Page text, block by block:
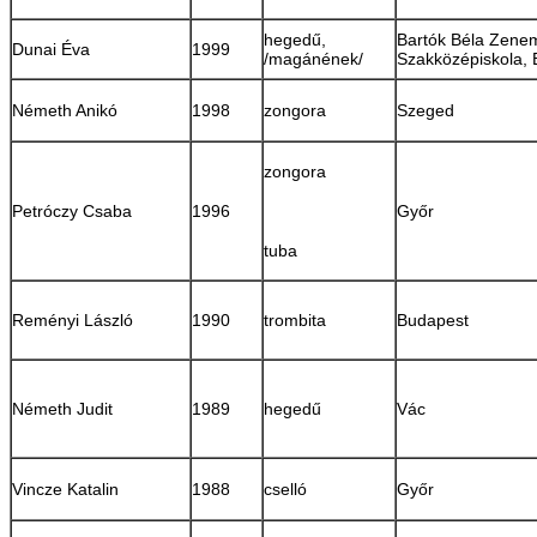
Dunai Éva 1999
hegedű,
/magánének/
Bartók Béla
Szakközépiskola,
Németh Anikó 1998 zongora Szeged
Petróczy Csaba 1996
zongora
tuba
Győr
Reményi László 1990 trombita Budapest
Németh Judit 1989 hegedű Vác
Vincze Katalin 1988 cselló Győr